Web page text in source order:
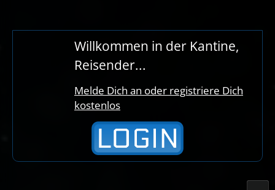
Willkommen in der Kantine,
Reisender...
Melde Dich an oder registriere Dich
kostenlos